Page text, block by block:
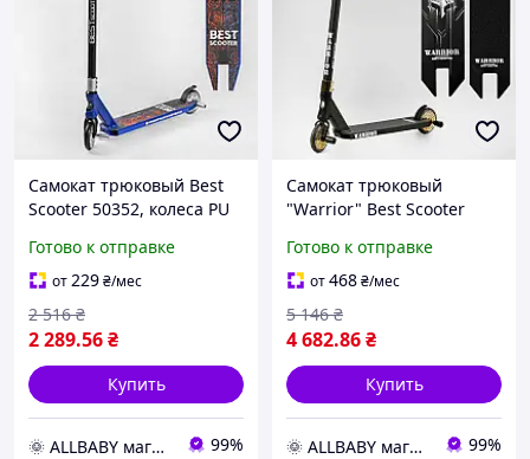
Самокат трюковый Best
Scooter 50352, колеса PU
пеги, алюминиевый диск
и дека
Готово к отправке
от229₴/мес
2 289.56₴
2 516 ₴
Купить
🌞 ALLBABY магазин товаров для детей 99%
Самокат трюковый
"Warrior" Best Scooter
мм, Высота 85 см, пеги,
алюминиевый диск и
дека
Готово к отправке
от468₴/мес
4 682.86₴
5 146 ₴
Купить
🌞 ALLBABY магазин товаров для детей 99%